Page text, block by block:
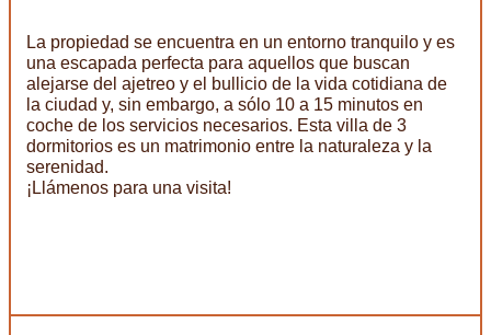
La propiedad se encuentra en un entorno tranquilo y es
una escapada perfecta para aquellos que buscan
alejarse del ajetreo y el bullicio de la vida cotidiana de
la ciudad y, sin embargo, a sólo 10 a 15 minutos en
coche de los servicios necesarios. Esta villa de 3
dormitorios es un matrimonio entre la naturaleza y la
serenidad.
¡Llámenos para una visita!